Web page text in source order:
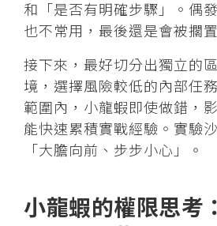
和「是否有明確步驟」。偶
也不常用，最後還是會被擱置
接下來，最好切分出獨立的
境，選擇風險較低的內部任
範圍內，小龍蝦即使做錯，
能快速累積實戰經驗。實驗
「大膽向前、步步小心」。
小龍蝦的權限思考